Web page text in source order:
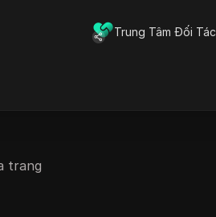
Trung Tâm Đối Tác
lại
đó. Sử
nhau,
trang